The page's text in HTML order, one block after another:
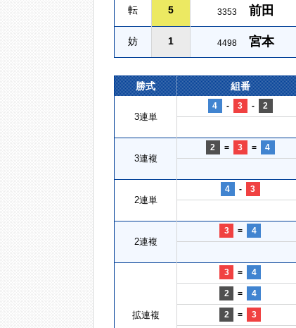
転 5 3353 前田
妨 1 4498 宮本
勝式 組番
3連単
4 - 3 - 2
3連複
2 = 3 = 4
2連単
4 - 3
2連複
3 = 4
拡連複
3 = 4
2 = 4
2 = 3